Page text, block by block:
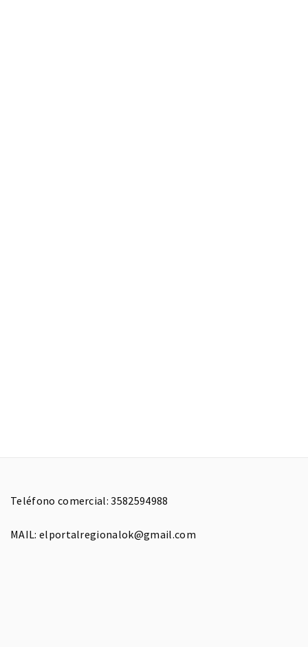
Teléfono comercial: 3582594988
MAIL: elportalregionalok@gmail.com